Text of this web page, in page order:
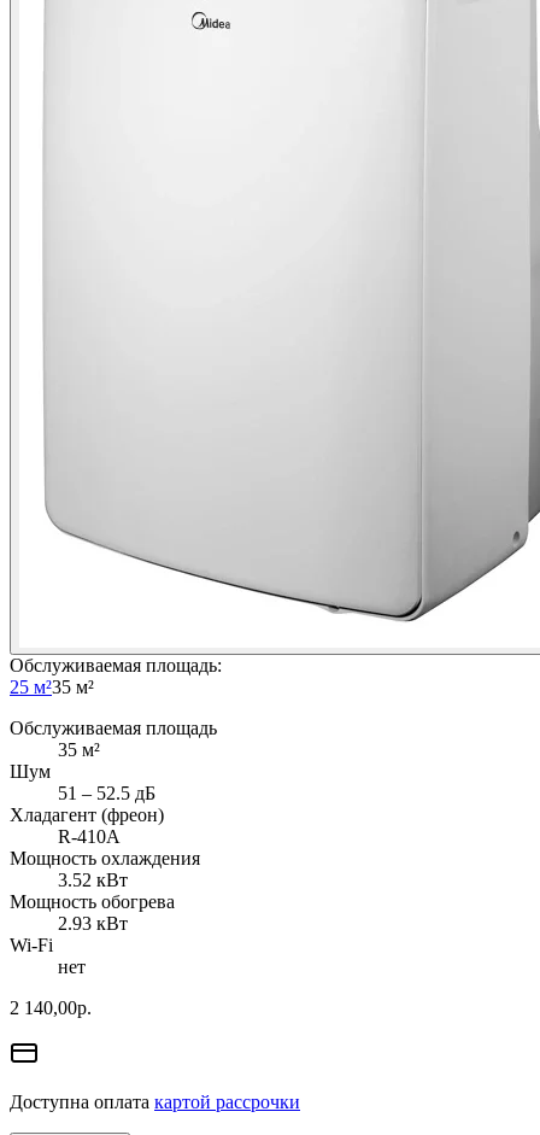
Обслуживаемая площадь:
25 м²35 м²
Обслуживаемая площадь
35 м²
Шум
51 ‒ 52.5 дБ
Хладагент (фреон)
R-410A
Мощность охлаждения
3.52 кВт
Мощность обогрева
2.93 кВт
Wi-Fi
нет
2 140,00р.
Доступна оплата картой рассрочки